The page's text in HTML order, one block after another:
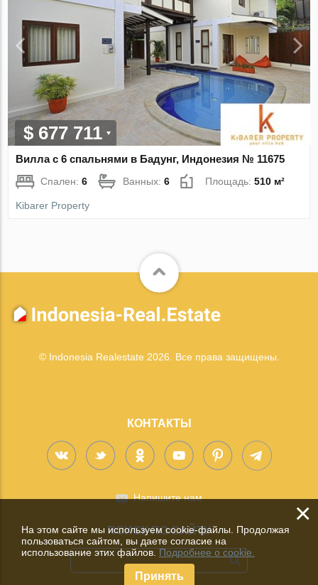
$ 677 711
Вилла с 6 спальнями в Бадунг, Индонезия № 11675
Спален:6 Ванных:6 Площадь:510 м²
Kibarer Property
© Indonesia Realestate 2026. Все права защищены.
КОНТАКТЫ
Напишите нам
ПОИСК ПО САЙТУ
×
На этом сайте мы используем cookie-файлы. Продолжая
пользоваться сайтом, вы даете согласие на
использование этих файлов.Подробнее о cookie.
Принять